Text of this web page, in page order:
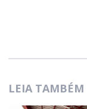
LEIA TAMBÉM